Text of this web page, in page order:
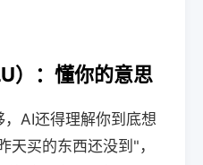
）：懂你的意思
AI还得理解你到底想
天买的东西还没到"，